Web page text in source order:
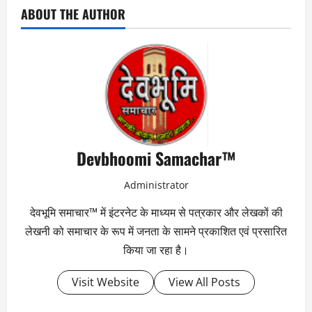
ABOUT THE AUTHOR
Devbhoomi Samachar™
Administrator
देवभूमि समाचार™ में इंटरनेट के माध्यम से पत्रकार और लेखकों की
लेखनी को समाचार के रूप में जनता के सामने प्रकाशित एवं प्रसारित
किया जा रहा है।
Visit Website View All Posts